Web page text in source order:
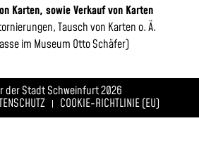
Karten, sowie Verkauf von Karten
Tausch von Karten o. Ä.
im Museum Otto Schäfer)
der Stadt Schweinfurt 2026
COOKIE-RICHTLINIE (EU)